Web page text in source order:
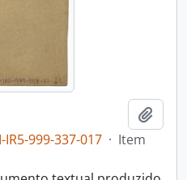
IR5-999-337-017 · Item